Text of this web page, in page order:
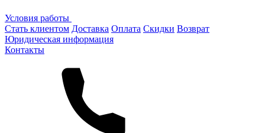
Условия работы
Стать клиентом Доставка Оплата Скидки Возврат
Юридическая информация
Контакты